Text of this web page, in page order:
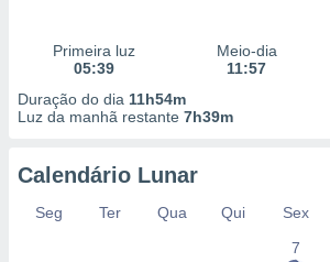
Primeira luz
05:39
Meio-dia
11:57
Duração do dia 11h54m
Luz da manhã restante 7h39m
Calendário Lunar
Seg Ter Qua Qui Sex
7